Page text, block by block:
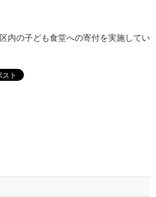
内の子ども食堂への寄付を実施してい